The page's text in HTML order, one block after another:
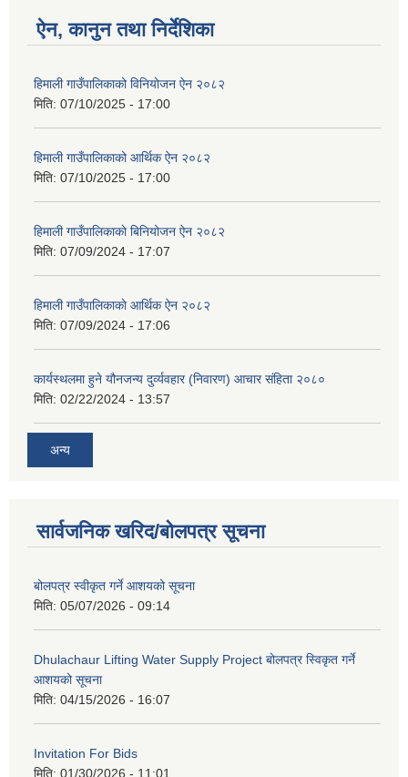
ऐन, कानुन तथा निर्देशिका
हिमाली गाउँपालिकाको विनियोजन ऐन २०८२
मिति: 07/10/2025 - 17:00
हिमाली गाउँपालिकाको आर्थिक ऐन २०८२
मिति: 07/10/2025 - 17:00
हिमाली गाउँपालिकाकाे बिनियोजन ऐन २०८२
मिति: 07/09/2024 - 17:07
हिमाली गाउँपालिकाकाे आर्थिक ऐन २०८२
मिति: 07/09/2024 - 17:06
कार्यस्थलमा हुने यौनजन्य दुर्व्यवहार (निवारण) आचार संहिता २०८०
मिति: 02/22/2024 - 13:57
अन्य
सार्वजनिक खरिद/बोलपत्र सूचना
बोलपत्र स्वीकृत गर्ने आशयको सूचना
मिति: 05/07/2026 - 09:14
Dhulachaur Lifting Water Supply Project बोलपत्र स्विकृत गर्ने
आशयको सूचना
मिति: 04/15/2026 - 16:07
Invitation For Bids
मिति: 01/30/2026 - 11:01